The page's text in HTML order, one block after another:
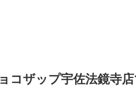
コザップ宇佐法鏡寺